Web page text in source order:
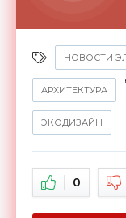
НОВОСТИ
АРХИТЕКТУРА
,
ЭКОДИЗАЙН
0